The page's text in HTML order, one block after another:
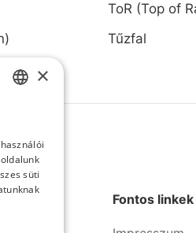
ToR (Top of
Tűzfal
Fontos linkek
×
süti